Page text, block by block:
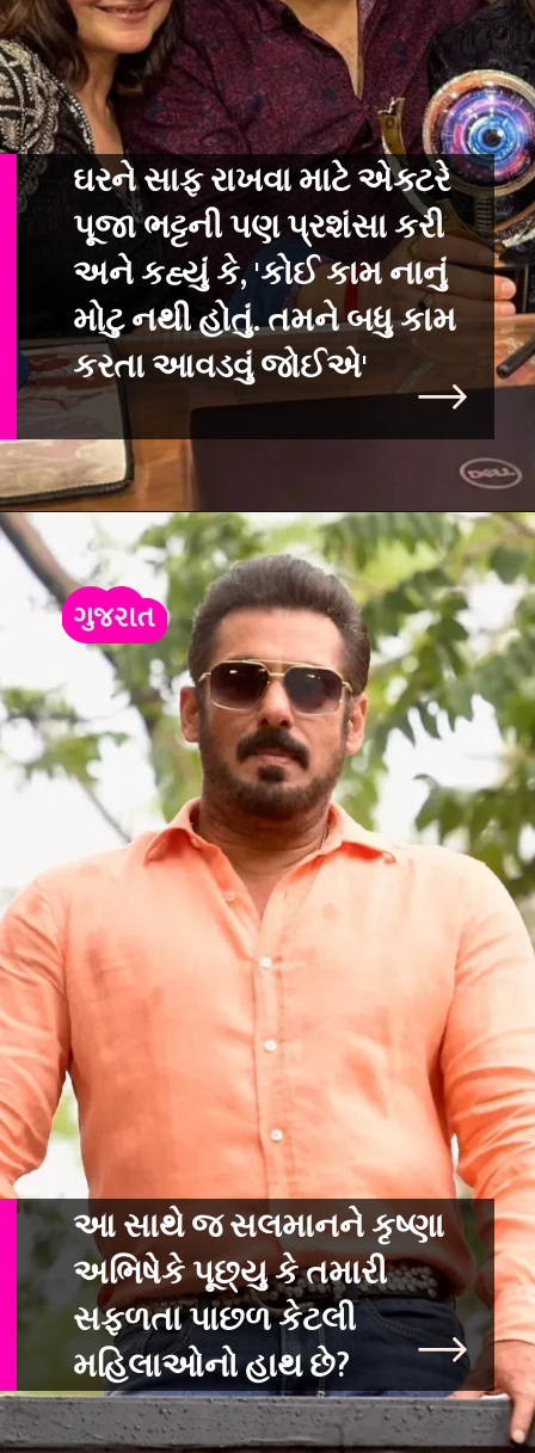
ઘરને સાફ રાખવા માટે એક્ટરે
પૂજા ભટ્ટની પણ પ્રશંસા કરી
અને કહ્યું કે, 'કોઈ કામ નાનું
મોટુ નથી હોતું. તમને બધુ કામ
આ સાથે જ સલમાનને કૃષ્ણા
અભિષેકે પૂછ્યુ કે તમારી
સફળતા પાછળ કેટલી
મહિલાઓ